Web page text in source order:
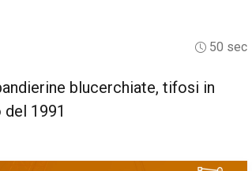
50 sec
blucerchiate, tifosi in
1991